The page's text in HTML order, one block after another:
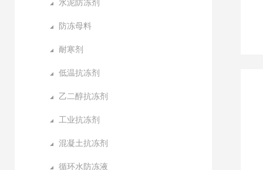
水泥防冻剂
防冻母料
耐寒剂
低温抗冻剂
乙二醇抗冻剂
工业抗冻剂
混凝土抗冻剂
循环水防冻液